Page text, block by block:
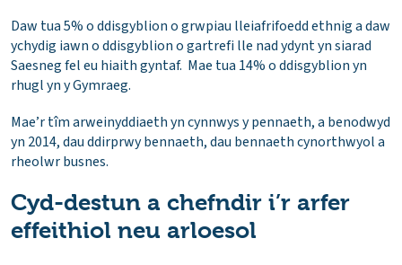
Daw tua 5% o ddisgyblion o grwpiau lleiafrifoedd ethnig a daw
ychydig iawn o ddisgyblion o gartrefi lle nad ydynt yn siarad
Saesneg fel eu hiaith gyntaf. Mae tua 14% o ddisgyblion yn
rhugl yn y Gymraeg.
Mae’r tîm arweinyddiaeth yn cynnwys y pennaeth, a benodwyd
yn 2014, dau ddirprwy bennaeth, dau bennaeth cynorthwyol a
rheolwr busnes.
Cyd-destun a chefndir i’r arfer
effeithiol neu arloesol